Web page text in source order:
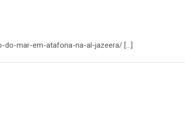
do-mar-em-atafona-na-al-jazeera/ […]